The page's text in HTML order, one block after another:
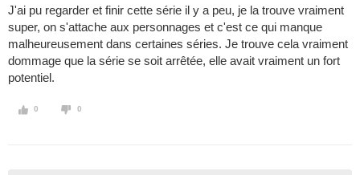
J'ai pu regarder et finir cette série il y a peu, je la trouve vraiment
super, on s'attache aux personnages et c'est ce qui manque
malheureusement dans certaines séries. Je trouve cela vraiment
dommage que la série se soit arrêtée, elle avait vraiment un fort
potentiel.
0 0